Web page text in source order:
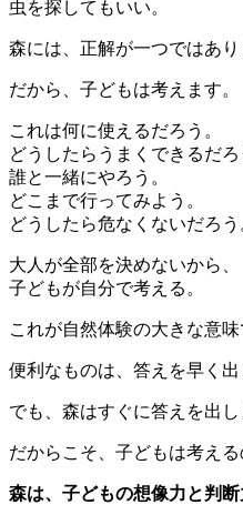
虫を探してもいい。
森には、正解が一つではあり
だから、子どもは考えます。
これは何に使えるだろう。
どうしたらうまくできるだろ
誰と一緒にやろう。
どこまで行ってみよう。
どうしたら危なくないだろう
大人が全部を決めないから、
子どもが自分で考える。
これが自然体験の大きな意味
便利なものは、答えを早く出
でも、森はすぐに答えを出し
だからこそ、子どもは考える
森は、子どもの想像力と判断